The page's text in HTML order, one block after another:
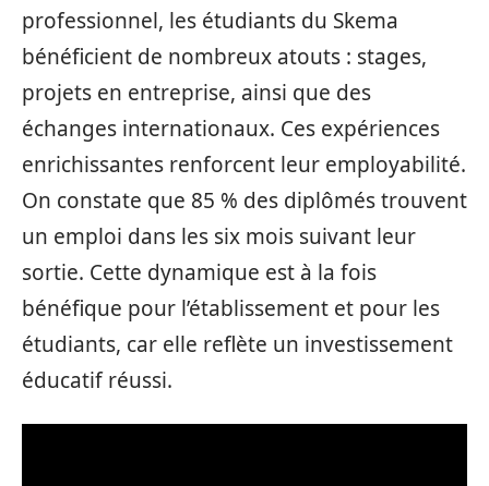
professionnel, les étudiants du Skema
bénéficient de nombreux atouts : stages,
projets en entreprise, ainsi que des
échanges internationaux. Ces expériences
enrichissantes renforcent leur employabilité.
On constate que 85 % des diplômés trouvent
un emploi dans les six mois suivant leur
sortie. Cette dynamique est à la fois
bénéfique pour l’établissement et pour les
étudiants, car elle reflète un investissement
éducatif réussi.